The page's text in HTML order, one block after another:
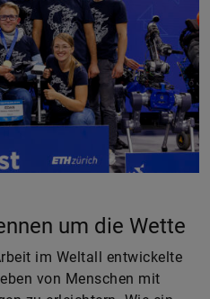
um die Wette
im Weltall entwickelte
von Menschen mit